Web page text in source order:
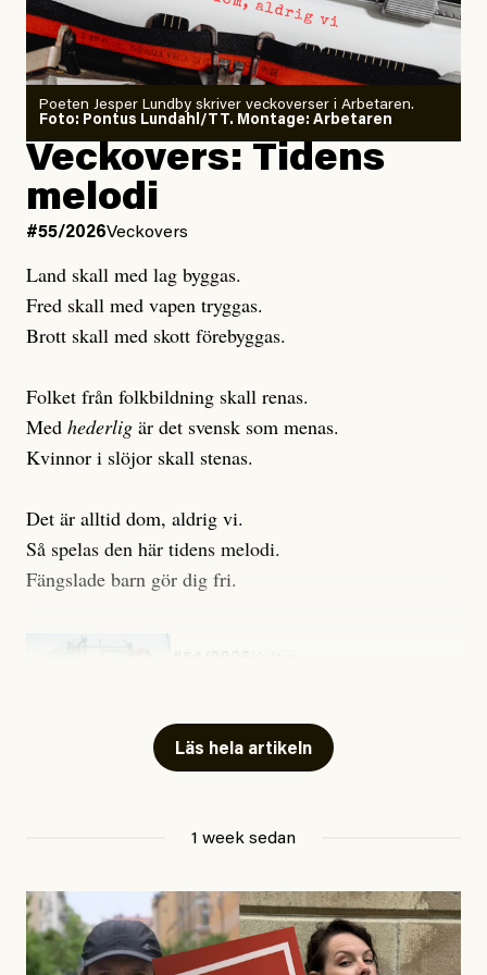
granskar vänstern
Publicerad6 August, 2026
Uppdaterad6 August, 2026
Joel Kellgren
Publicerad3 August, 2026
Uppdaterad3 August, 2026
Poeten Jesper Lundby skriver veckoverser i Arbetaren.
Foto: Pontus Lundahl/TT. Montage: Arbetaren
Veckovers: Tidens
melodi
#55/2026Veckovers
Land skall med lag byggas.
Fred skall med vapen tryggas.
Brott skall med skott förebyggas.
Folket från folkbildning skall renas.
Med hederlig är det svensk som menas.
Kvinnor i slöjor skall stenas.
Det är alltid dom, aldrig vi.
Så spelas den här tidens melodi.
Fängslade barn gör dig fri.
Läs hela artikeln
1 week sedan